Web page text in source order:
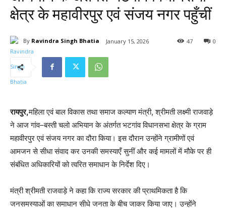
क्षेत्र के महावीरपुर एवं संजय नगर पहुँचीं
By Ravindra Singh Bhatia January 15, 2026 0
47
रायपुर,महिला एवं बाल विकास तथा समाज कल्याण मंत्री, श्रीमती लक्ष्मी राजवाड़े
ने आज गांव–बस्ती चलो अभियान के अंतर्गत भटगांव विधानसभा क्षेत्र के ग्राम
महावीरपुर एवं संजय नगर का दौरा किया। इस दौरान उन्होंने ग्रामीणों एवं
आमजन से सीधा संवाद कर उनकी समस्याएँ सुनीं और कई मामलों में मौके पर ही
संबंधित अधिकारियों को त्वरित समाधान के निर्देश दिए।
मंत्री श्रीमती राजवाड़े ने कहा कि राज्य सरकार की प्राथमिकता है कि
जनसमस्याओं का समाधान सीधे जनता के बीच जाकर किया जाए। उन्होंने